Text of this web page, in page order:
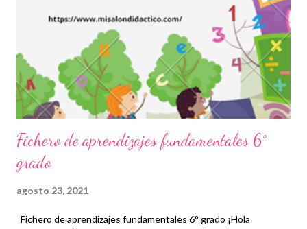
niños puedan equilibrar su formación sobre todo ahora que la
pandemia nos ha retrasado en diversas acciones que
habitualmente se ejemplificaban de mejor manera cuando las
clases eran presenciales. Nuevamente nuestro reconocimiento
y agradecimiento a los autores de este magníf...
Fichero de aprendizajes fundamentales 6°
grado
agosto 23, 2021
Fichero de aprendizajes fundamentales 6° grado ¡Hola